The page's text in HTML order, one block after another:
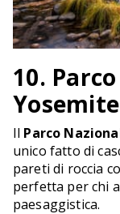
10.
Yosemite
Il Parco
unico fatto di
pareti di roccia
perfetta per chi
paesaggistica.